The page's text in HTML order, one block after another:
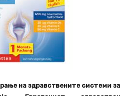
на здравствените системи за